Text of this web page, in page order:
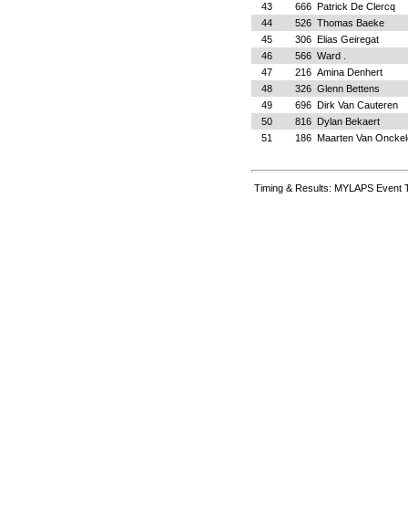
43
666 Patrick De Clercq
44
526 Thomas Baeke
45
306 Elias Geiregat
46
566 Ward .
47
216 Amina Denhert
48
326 Glenn Bettens
49
696 Dirk Van Cauteren
50
816
Dylan Bekaert
51
186 Maarten Van
Timing & Results: MYLAPS Event